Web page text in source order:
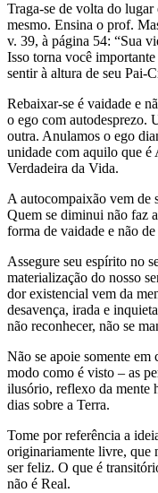
Traga-se de volta do lugar
mesmo. Ensina o prof.
v. 39, à página 54: “Sua
Isso torna você
sentir à altura de seu Pai-
Rebaixar-se é vaidade e
o ego com autodesprezo.
outra. Anulamos o ego
unidade com aquilo que é
Verdadeira da Vida.
A autocompaixão vem de
Quem se diminui não faz
forma de vaidade e não
Assegure seu espírito no
materialização do nosso
dor existencial vem da
desavença, irada e
não reconhecer, não se
Não se apoie somente em
modo como é visto – as
ilusório, reflexo da mente
dias sobre a Terra.
Tome por referência a
originariamente livre, que
ser feliz. O que é
não é Real.